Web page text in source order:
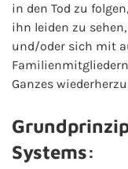
in den Tod zu
ihn leiden zu
und/oder sich mit
Ganzes
Systems: